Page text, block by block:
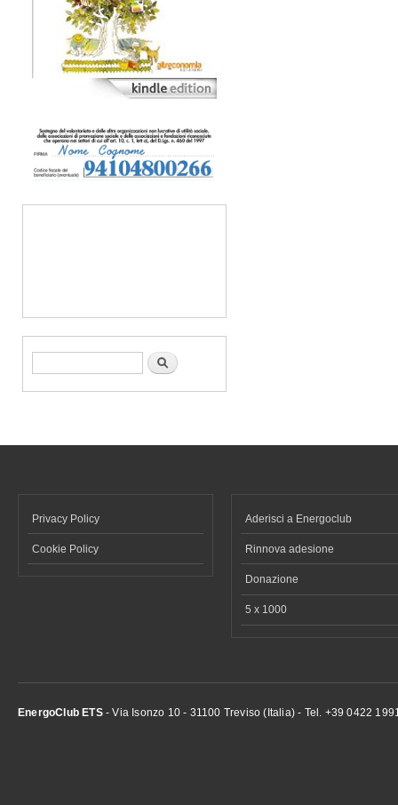
Form di ricerca Cerca
Privacy Policy
Cookie Policy
Aderisci a Energoclub
Rinnova adesione
Donazione
5 x 1000
EnergoClub ETS- Via Isonzo 10 - 31100 Treviso (Italia) - Tel. +39 0422